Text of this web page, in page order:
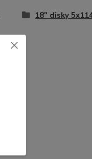
18" disky